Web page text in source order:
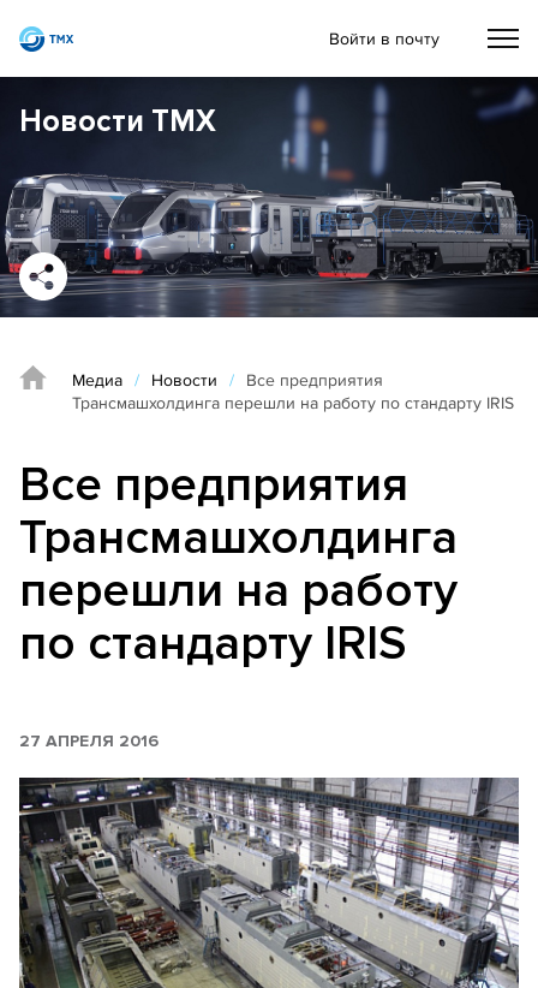
Войти в почту
Новости ТМХ
Медиа / Новости /
Все предприятия
Трансмашхолдинга перешли на работу по стандарту IRIS
Все предприятия
Трансмашхолдинга
перешли на работу
по стандарту IRIS
27 АПРЕЛЯ 2016